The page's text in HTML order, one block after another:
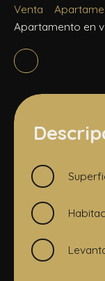
Venta
Apartamento en